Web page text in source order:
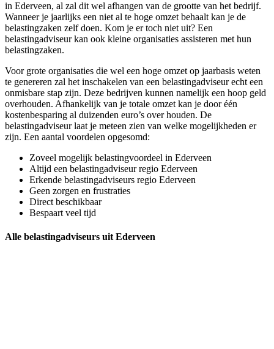
in Ederveen, al zal dit wel afhangen van de grootte van het bedrijf.
Wanneer je jaarlijks een niet al te hoge omzet behaalt kan je de
belastingzaken zelf doen. Kom je er toch niet uit? Een
belastingadviseur kan ook kleine organisaties assisteren met hun
belastingzaken.
Voor grote organisaties die wel een hoge omzet op jaarbasis weten
te genereren zal het inschakelen van een belastingadviseur echt een
onmisbare stap zijn. Deze bedrijven kunnen namelijk een hoop geld
overhouden. Afhankelijk van je totale omzet kan je door één
kostenbesparing al duizenden euro’s over houden. De
belastingadviseur laat je meteen zien van welke mogelijkheden er
zijn. Een aantal voordelen opgesomd:
Zoveel mogelijk belastingvoordeel in Ederveen
Altijd een belastingadviseur regio Ederveen
Erkende belastingadviseurs regio Ederveen
Geen zorgen en frustraties
Direct beschikbaar
Bespaart veel tijd
Alle belastingadviseurs uit Ederveen